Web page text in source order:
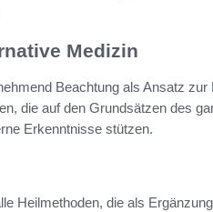
Medizin
Beachtung als Ansatz
die auf den Grundsätzen des
Erkenntnisse stützen.
Heilmethoden, die als